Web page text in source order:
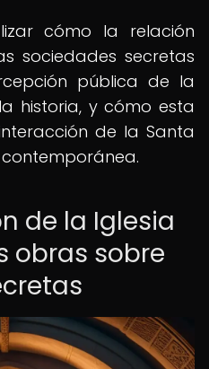
cómo la relación
sociedades secretas
pública de la
historia, y cómo esta
de la Santa
de la Iglesia
obras sobre